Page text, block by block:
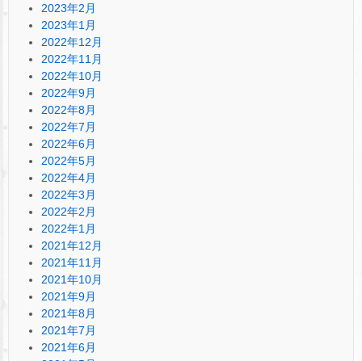
2023年2月
2023年1月
2022年12月
2022年11月
2022年10月
2022年9月
2022年8月
2022年7月
2022年6月
2022年5月
2022年4月
2022年3月
2022年2月
2022年1月
2021年12月
2021年11月
2021年10月
2021年9月
2021年8月
2021年7月
2021年6月